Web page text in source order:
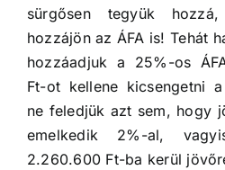
sürgősen tegyük
hozzájön az ÁFA is! Tehát
hozzáadjuk a 25%-os
Ft-ot kellene kicsengetni
ne feledjük azt sem, hogy
emelkedik 2%-al,
2.260.600 Ft-ba kerül